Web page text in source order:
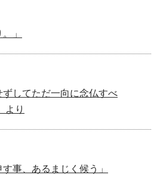
」
ずしてただ一向に念仏すべ
より
事、あるまじく候う」